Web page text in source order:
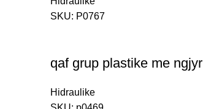
SKU: P0767
qaf grup plastike me ngjyr
Hidraulike